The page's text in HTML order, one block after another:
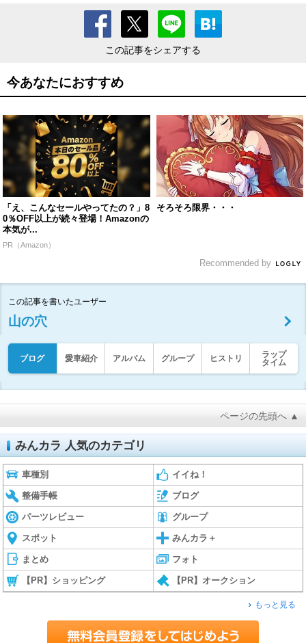
この記事をシェアする
今あなたにおすすめ
「え、こんなセールやってたの？」8
0％OFF以上が続々登場！Amazonの
本気が...
PR（Amazon）
そろそろ限界・・・
Recommended by
この記事を書いたユーザー
山の穴
ブログ 愛車紹介 アルバム グループ ヒストリ
ラップ
タイム
ページの先頭へ ▲
みんカラ 人気のカテゴリ
車種別 イイね！
整備手帳 ブログ
パーツレビュー グループ
スポット みんカラ＋
まとめ フォト
【PR】ショッピング 【PR】オークション
もっと見る